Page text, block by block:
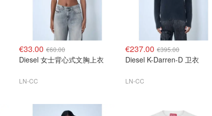
€33.00 €60.00
Diesel 女士背心式文胸上衣
LN-CC
€237.00 €395.00
Diesel K-Darren-D 卫衣
LN-CC